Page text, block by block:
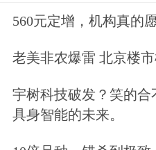
5月9日，四川省宜
市人员关联境外邮
560元定增，机构真的
老美非农爆雷 北京楼
宇树科技破发？笑的
具身智能的未来。